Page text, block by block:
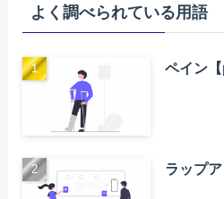
よく調べられている用語
ペイン【
ラップ